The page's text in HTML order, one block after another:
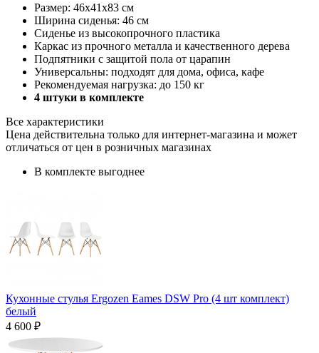
Размер: 46x41х83 см
Ширина сиденья: 46 см
Сиденье из высокопрочного пластика
Каркас из прочного металла и качественного дерева
Подпятники с защитой пола от царапин
Универсальны: подходят для дома, офиса, кафе
Рекомендуемая нагрузка: до 150 кг
4 штуки в комплекте
Все характеристики
Цена действительна только для интернет-магазина и может
отличаться от цен в розничных магазинах
В комплекте выгоднее
Кухонные стулья Ergozen Eames DSW Pro (4 шт комплект)
белый
4 600 ₽